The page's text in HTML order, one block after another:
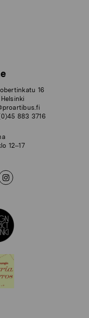
16
883 3716
12–17